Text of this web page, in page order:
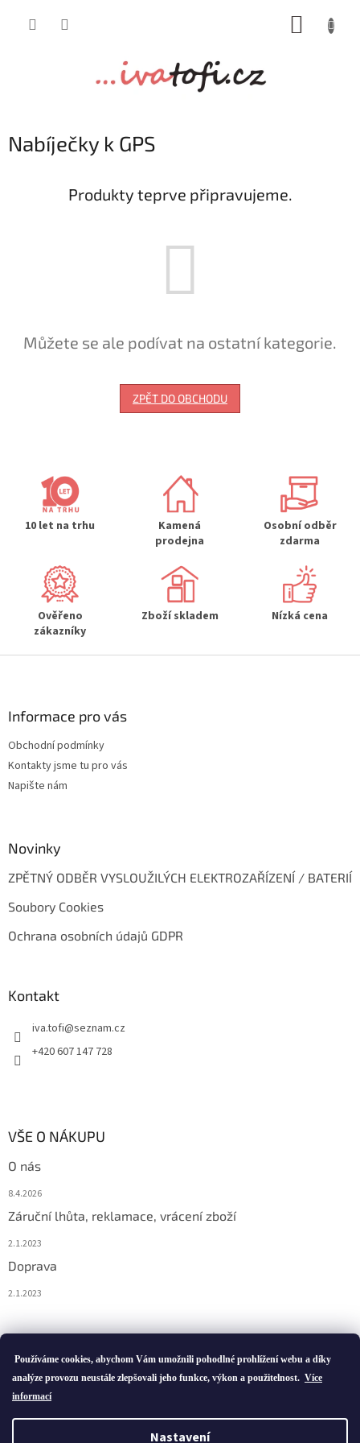
Používáme cookies, abychom Vám umožnili pohodlné prohlížení webu a díky
analýze provozu neustále zlepšovali jeho funkce, výkon a použitelnost. Více
informací
Nastavení
Nabíječky k GPS
Produkty teprve připravujeme.
Můžete se ale podívat na ostatní kategorie.
ZPĚT DO OBCHODU
10 let na trhu
Kamená
prodejna
Osobní odběr
zdarma
Ověřeno
zákazníky
Zboží skladem Nízká cena
Informace pro vás
Obchodní podmínky
Kontakty jsme tu pro vás
Napište nám
Novinky
ZPĚTNÝ ODBĚR VYSLOUŽILÝCH ELEKTROZAŘÍZENÍ / BATERIÍ
Soubory Cookies
Ochrana osobních údajů GDPR
Kontakt
iva.tofi@seznam.cz
+420 607 147 728
VŠE O NÁKUPU
O nás
8.4.2026
Záruční lhůta, reklamace, vrácení zboží
2.1.2023
Doprava
2.1.2023
Vytvořil Shoptet